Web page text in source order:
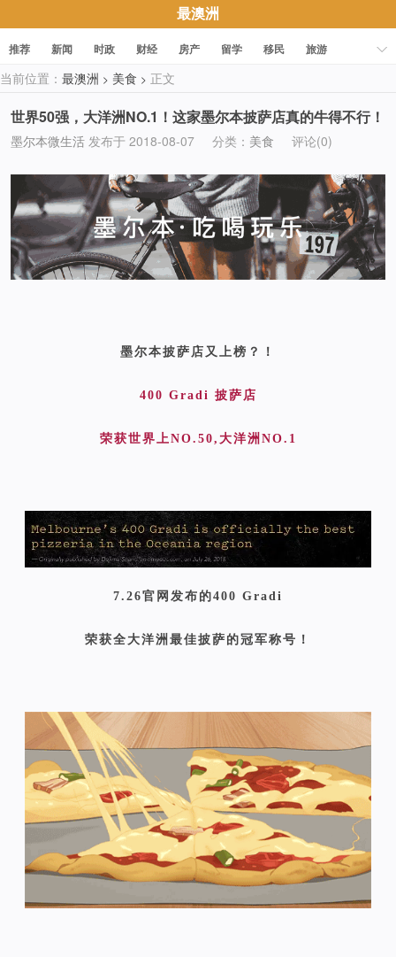
最澳洲
推荐 新闻 时政 财经 房产 留学 移民
旅游
科技
职场 美食 文化
当前位置： 最澳洲 > 美食 > 正文
世界50强，大洋洲NO.1！这家墨尔本披萨店真的牛得不行！
墨尔本微生活 发布于 2018-08-07 分类： 美食 评论(0)
墨尔本披萨店又上榜？！
400 Gradi 披萨店
荣获世界上NO.50,大洋洲NO.1
7.26官网发布的400 Gradi
荣获全大洋洲最佳披萨的冠军称号！